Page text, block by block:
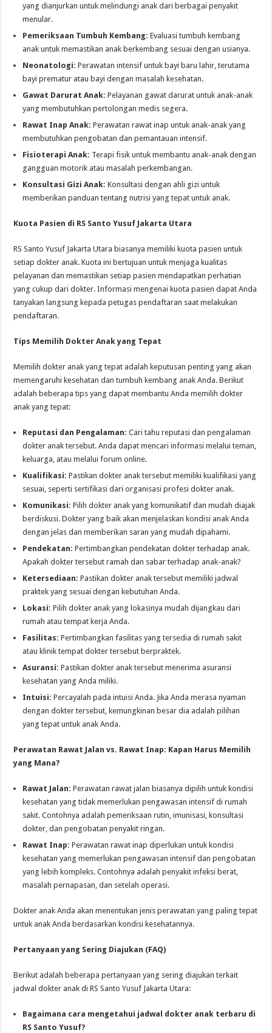
yang dianjurkan untuk melindungi anak dari berbagai penyakit
menular.
Pemeriksaan Tumbuh Kembang: Evaluasi tumbuh kembang
anak untuk memastikan anak berkembang sesuai dengan usianya.
Neonatologi: Perawatan intensif untuk bayi baru lahir, terutama
bayi prematur atau bayi dengan masalah kesehatan.
Gawat Darurat Anak: Pelayanan gawat darurat untuk anak-anak
yang membutuhkan pertolongan medis segera.
Rawat Inap Anak: Perawatan rawat inap untuk anak-anak yang
membutuhkan pengobatan dan pemantauan intensif.
Fisioterapi Anak: Terapi fisik untuk membantu anak-anak dengan
gangguan motorik atau masalah perkembangan.
Konsultasi Gizi Anak: Konsultasi dengan ahli gizi untuk
memberikan panduan tentang nutrisi yang tepat untuk anak.
Kuota Pasien di RS Santo Yusuf Jakarta Utara
RS Santo Yusuf Jakarta Utara biasanya memiliki kuota pasien untuk
setiap dokter anak. Kuota ini bertujuan untuk menjaga kualitas
pelayanan dan memastikan setiap pasien mendapatkan perhatian
yang cukup dari dokter. Informasi mengenai kuota pasien dapat Anda
tanyakan langsung kepada petugas pendaftaran saat melakukan
pendaftaran.
Tips Memilih Dokter Anak yang Tepat
Memilih dokter anak yang tepat adalah keputusan penting yang akan
memengaruhi kesehatan dan tumbuh kembang anak Anda. Berikut
adalah beberapa tips yang dapat membantu Anda memilih dokter
anak yang tepat:
Reputasi dan Pengalaman: Cari tahu reputasi dan pengalaman
dokter anak tersebut. Anda dapat mencari informasi melalui teman,
keluarga, atau melalui forum online.
Kualifikasi: Pastikan dokter anak tersebut memiliki kualifikasi yang
sesuai, seperti sertifikasi dari organisasi profesi dokter anak.
Komunikasi: Pilih dokter anak yang komunikatif dan mudah diajak
berdiskusi. Dokter yang baik akan menjelaskan kondisi anak Anda
dengan jelas dan memberikan saran yang mudah dipahami.
Pendekatan: Pertimbangkan pendekatan dokter terhadap anak.
Apakah dokter tersebut ramah dan sabar terhadap anak-anak?
Ketersediaan: Pastikan dokter anak tersebut memiliki jadwal
praktek yang sesuai dengan kebutuhan Anda.
Lokasi: Pilih dokter anak yang lokasinya mudah dijangkau dari
rumah atau tempat kerja Anda.
Fasilitas: Pertimbangkan fasilitas yang tersedia di rumah sakit
atau klinik tempat dokter tersebut berpraktek.
Asuransi: Pastikan dokter anak tersebut menerima asuransi
kesehatan yang Anda miliki.
Intuisi: Percayalah pada intuisi Anda. Jika Anda merasa nyaman
dengan dokter tersebut, kemungkinan besar dia adalah pilihan
yang tepat untuk anak Anda.
Perawatan Rawat Jalan vs. Rawat Inap: Kapan Harus Memilih
yang Mana?
Rawat Jalan: Perawatan rawat jalan biasanya dipilih untuk kondisi
kesehatan yang tidak memerlukan pengawasan intensif di rumah
sakit. Contohnya adalah pemeriksaan rutin, imunisasi, konsultasi
dokter, dan pengobatan penyakit ringan.
Rawat Inap: Perawatan rawat inap diperlukan untuk kondisi
kesehatan yang memerlukan pengawasan intensif dan pengobatan
yang lebih kompleks. Contohnya adalah penyakit infeksi berat,
masalah pernapasan, dan setelah operasi.
Dokter anak Anda akan menentukan jenis perawatan yang paling tepat
untuk anak Anda berdasarkan kondisi kesehatannya.
Pertanyaan yang Sering Diajukan (FAQ)
Berikut adalah beberapa pertanyaan yang sering diajukan terkait
jadwal dokter anak di RS Santo Yusuf Jakarta Utara:
Bagaimana cara mengetahui jadwal dokter anak terbaru di
RS Santo Yusuf?